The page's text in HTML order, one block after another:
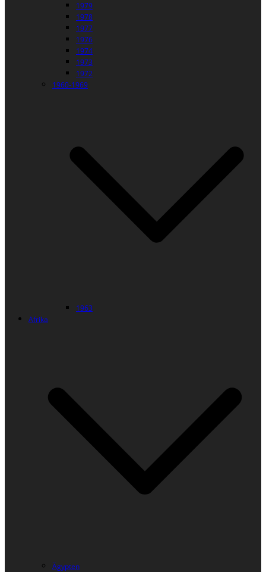
1979
1978
1977
1976
1974
1973
1972
1960-1969
1963
Afrika
Ägypten